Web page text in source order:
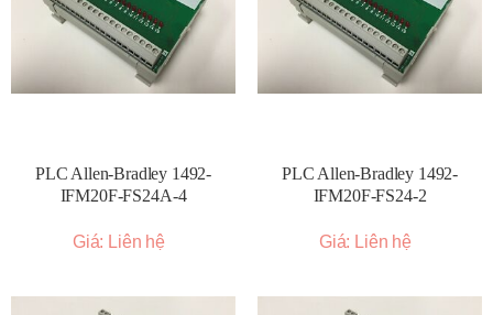
PLC Allen-Bradley 1492-
IFM20F-FS24A-4
Giá: Liên hệ
PLC Allen-Bradley 1492-
IFM20F-FS24-2
Giá: Liên hệ